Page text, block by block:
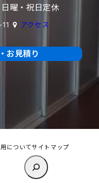
曜・祝日定休
アクセス
お見積り
についてサイトマップ